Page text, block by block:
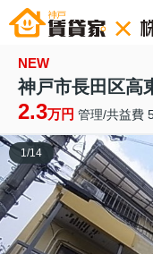
NEW
神戸市長田区高
2.3万円 管理/共益費
1/14